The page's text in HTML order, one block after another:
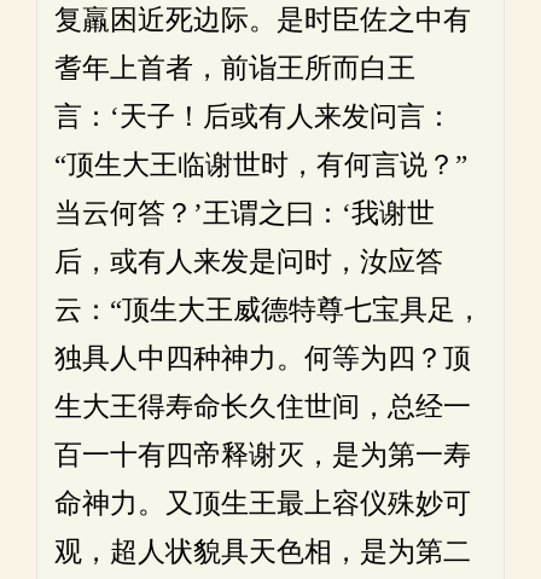
复羸困近死边际。是时臣佐之中有
耆年上首者，前诣王所而白王
言：‘天子！后或有人来发问言：
“顶生大王临谢世时，有何言说？”
当云何答？’王谓之曰：‘我谢世
后，或有人来发是问时，汝应答
云：“顶生大王威德特尊七宝具足，
独具人中四种神力。何等为四？顶
生大王得寿命长久住世间，总经一
百一十有四帝释谢灭，是为第一寿
命神力。又顶生王最上容仪殊妙可
观，超人状貌具天色相，是为第二